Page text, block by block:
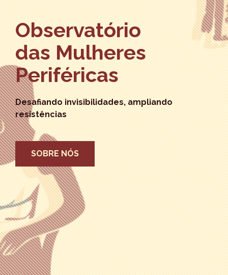
Observatório
das Mulheres
Periféricas
Desafiando invisibilidades, ampliando
resistências
SOBRE NÓS